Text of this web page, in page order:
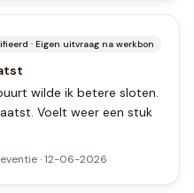
· Eigen uitvraag na werkbon
wilde ik betere sloten.
Voelt weer een stuk
·12-06-2026